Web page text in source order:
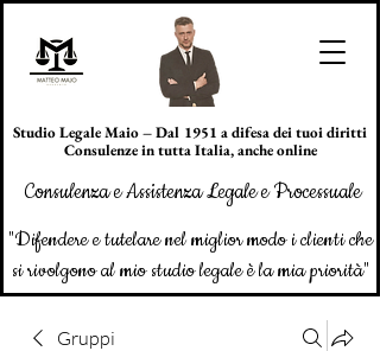
Studio Legale Maio – Dal 1951 a difesa dei tuoi diritti
Consulenze in tutta Italia, anche online
Consulenza e Assistenza Legale e Processuale
"Difendere e tutelare nel miglior modo i clienti che
si rivolgono al mio studio legale è la mia priorità"
Gruppi